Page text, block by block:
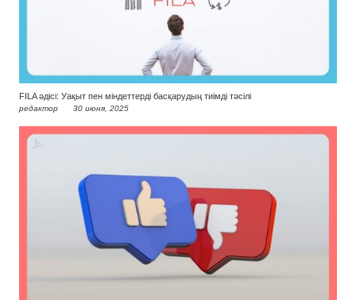
FILA әдісі: Уақыт пен міндеттерді басқарудың тиімді тәсілі
редактор 30 июня, 2025